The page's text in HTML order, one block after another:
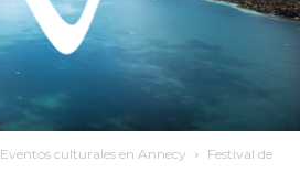
Eventos culturales en Annecy
Festival de